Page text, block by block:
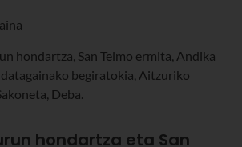
hondartza, San Telmo ermita, Andika
begiratokia, Aitzuriko
Deba.
hondartza eta San